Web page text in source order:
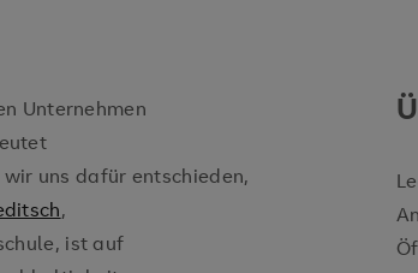
Unternehmen
uns dafür entschieden,
,
ist auf